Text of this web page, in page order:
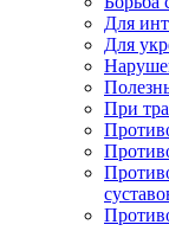
Для
Для
При